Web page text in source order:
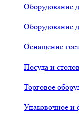
Оборудование
Оборудование
Оснащение
Посуда и
Торговое
Упаковочное и